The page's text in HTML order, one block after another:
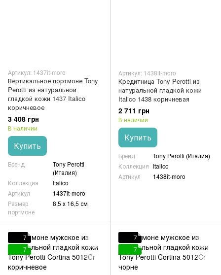
Артикул: 1437it-moro
Вертикальное портмоне Tony
Perotti из натуральной
гладкой кожи 1437 Italico
коричневое
3 408 грн
В наличии
Купить
Бренд
Tony Perotti
(Италия)
Коллекция
Italico
Артикул
1437it-moro
Размер
портмоне
8,5 х 16,5 см
Артикул: 1438it-moro
Кредитница Tony Perotti из
натуральной гладкой кожи
Italico 1438 коричневая
2 711 грн
В наличии
Купить
Бренд
Tony Perotti (Италия)
Коллекция Italico
Артикул
1438it-moro
7
7
7
7